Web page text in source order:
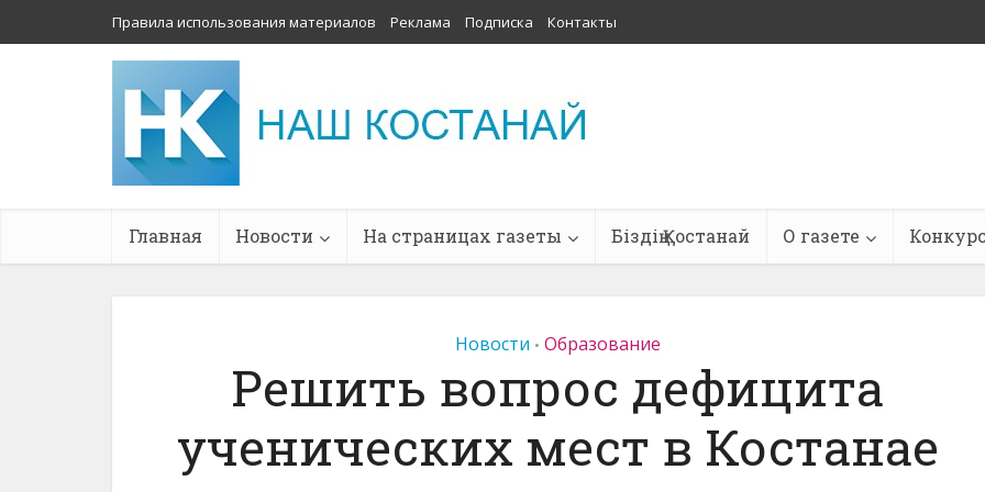
Правила использования материалов Реклама Подписка Контакты
Главная Новости На страницах газеты Біздің Қостанай О газете
Новости • Образование
Решить вопрос дефицита
ученических мест в Костанае